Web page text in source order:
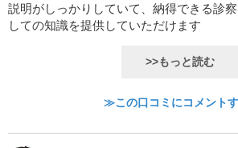
説明がしっかりしていて、納得できる診
しての知識を提供していただけます
>>もっと読む
≫この口コミにコメント